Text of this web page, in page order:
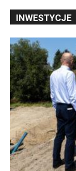
INWESTYCJE